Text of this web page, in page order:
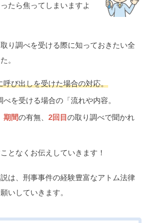
盗撮
詐欺 逮捕
たら焦ってしまいますよ
り調べを受ける際に知っておきたい全
。
呼び出しを受けた場合の対応。
を受ける場合の「流れや内容。
期間の有無、 2回目 の取り調べで聞かれ
となくお伝えしていきます！
は、刑事事件の経験豊富なアトム法律
いしていきます。